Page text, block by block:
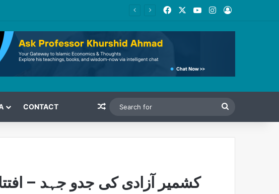
FacebookYouTubeInstagram
Log In
CONTACT Random Article
for
کشمیر آزادی کی جدو جہد –